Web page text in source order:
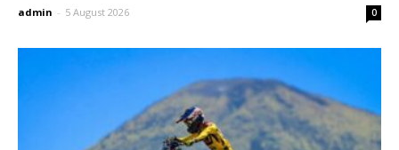
admin - 5 August 2026 0